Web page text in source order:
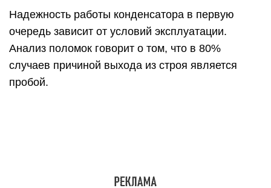
миллиметров до нескольких сантиметров,